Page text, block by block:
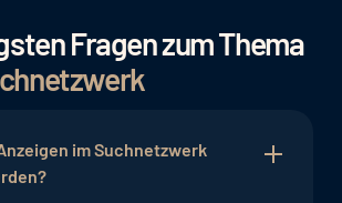
Fragen zum Thema
im Suchnetzwerk